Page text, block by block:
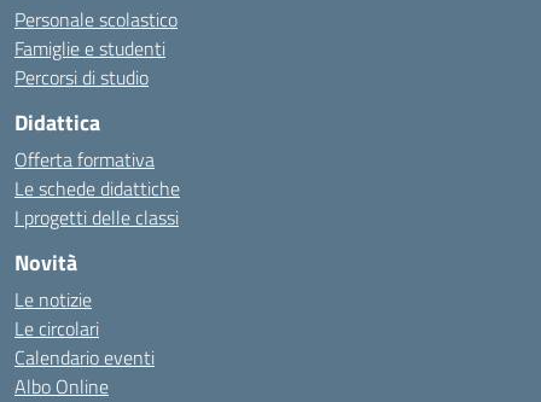
Personale scolastico
Famiglie e studenti
Percorsi di studio
Didattica
Offerta formativa
Le schede didattiche
I progetti delle classi
Novità
Le notizie
Le circolari
Calendario eventi
Albo Online